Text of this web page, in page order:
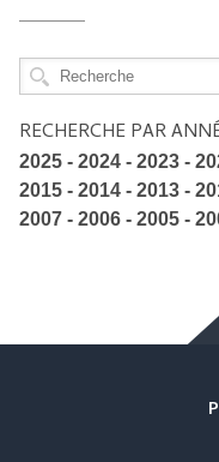
RECHERCHE PAR
2025 2024 2023
2015
2014 2013
2007
2006 2005